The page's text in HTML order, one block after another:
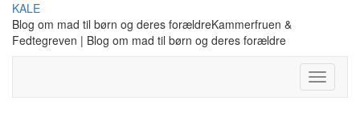
Skip
content
KALE
Blog om mad til børn og deres forældreKammerfruen &
Fedtegreven | Blog om mad til børn og deres forældre
Toggle